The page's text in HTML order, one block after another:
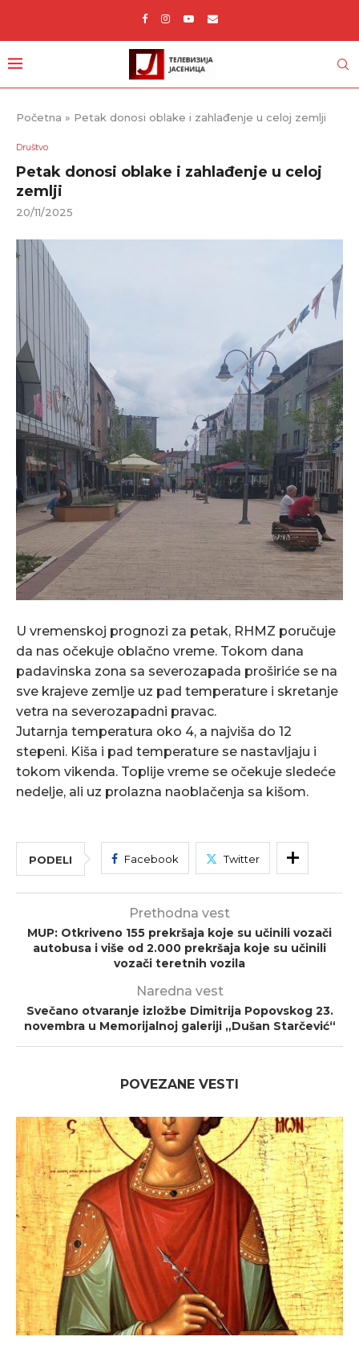
Početna » Petak donosi oblake i zahlađenje u celoj zemlji
Društvo
Petak donosi oblake i zahlađenje u celoj
zemlji
20/11/2025
U vremenskoj prognozi za petak, RHMZ poručuje
da nas očekuje oblačno vreme. Tokom dana
padavinska zona sa severozapada proširiće se na
sve krajeve zemlje uz pad temperature i skretanje
vetra na severozapadni pravac.
Jutarnja temperatura oko 4, a najviša do 12
stepeni. Kiša i pad temperature se nastavljaju i
tokom vikenda. Toplije vreme se očekuje sledeće
nedelje, ali uz prolazna naoblačenja sa kišom.
PODELI Facebook Twitter
Prethodna vest
MUP: Otkriveno 155 prekršaja koje su učinili vozači
autobusa i više od 2.000 prekršaja koje su učinili
vozači teretnih vozila
Naredna vest
Svečano otvaranje izložbe Dimitrija Popovskog 23.
novembra u Memorijalnoj galeriji „Dušan Starčević“
POVEZANE VESTI